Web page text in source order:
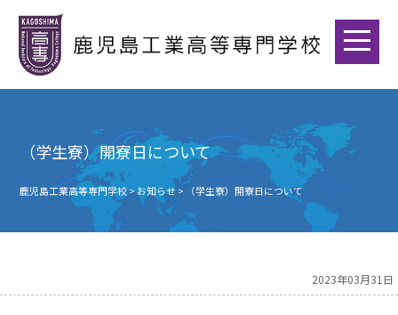
（学生寮）開寮日について
鹿児島工業高等専門学校>お知らせ> （学生寮）開寮日について
2023年03月31日